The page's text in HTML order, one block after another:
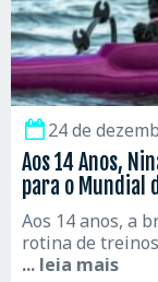
24 de
Aos 14 Anos,
para o Mundial
Aos 14 anos, a
rotina de
... leia mais